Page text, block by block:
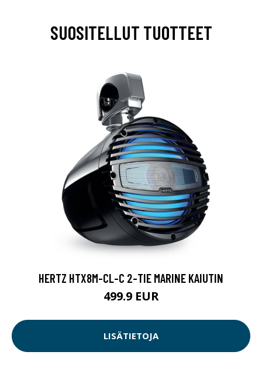
SUOSITELLUT TUOTTEET
HERTZ HTX8M-CL-C 2-TIE MARINE KAIUTIN
499.9 EUR
LISÄTIETOJA